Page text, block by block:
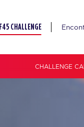
F45 CHALLENGE
CHALLENGE